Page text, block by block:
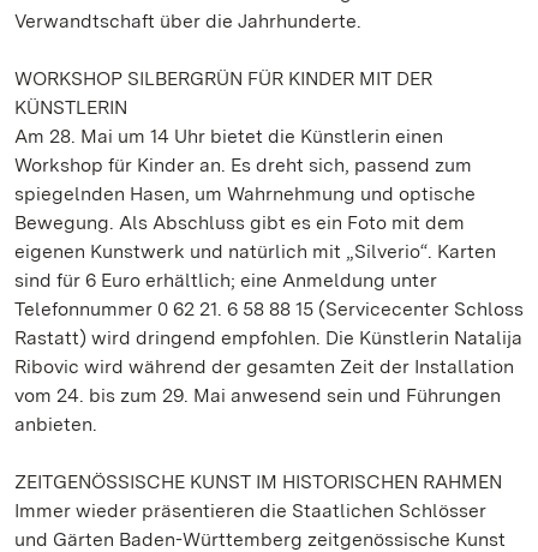
Verwandtschaft über die Jahrhunderte.
WORKSHOP SILBERGRÜN FÜR KINDER MIT DER
KÜNSTLERIN
Am 28. Mai um 14 Uhr bietet die Künstlerin einen
Workshop für Kinder an. Es dreht sich, passend zum
spiegelnden Hasen, um Wahrnehmung und optische
Bewegung. Als Abschluss gibt es ein Foto mit dem
eigenen Kunstwerk und natürlich mit „Silverio“. Karten
sind für 6 Euro erhältlich; eine Anmeldung unter
Telefonnummer 0 62 21. 6 58 88 15 (Servicecenter Schloss
Rastatt) wird dringend empfohlen. Die Künstlerin Natalija
Ribovic wird während der gesamten Zeit der Installation
vom 24. bis zum 29. Mai anwesend sein und Führungen
anbieten.
ZEITGENÖSSISCHE KUNST IM HISTORISCHEN RAHMEN
Immer wieder präsentieren die Staatlichen Schlösser
und Gärten Baden-Württemberg zeitgenössische Kunst